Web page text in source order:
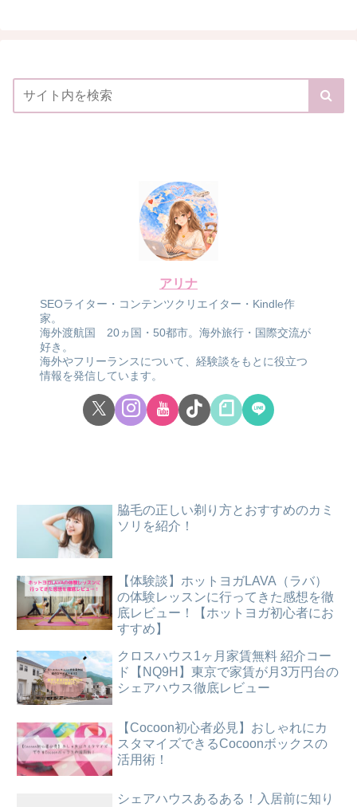
アリナ
SEOライター・コンテンツクリエイター・Kindle作
家。
海外渡航国 20ヵ国・50都市。海外旅行・国際交流が
好き。
海外やフリーランスについて、経験談をもとに役立つ
情報を発信しています。
脇毛の正しい剃り方とおすすめのカミ
ソリを紹介！
【体験談】ホットヨガLAVA（ラバ）
の体験レッスンに行ってきた感想を徹
底レビュー！【ホットヨガ初心者にお
すすめ】
クロスハウス1ヶ月家賃無料 紹介コー
ド【NQ9H】東京で家賃が月3万円台の
シェアハウス徹底レビュー
【Cocoon初心者必見】おしゃれにカ
スタマイズできるCocoonボックスの
活用術！
シェアハウスあるある！入居前に知り